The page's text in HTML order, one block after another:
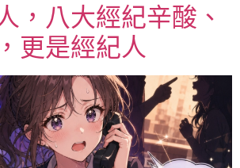
，八大經紀辛酸、
更是經紀人